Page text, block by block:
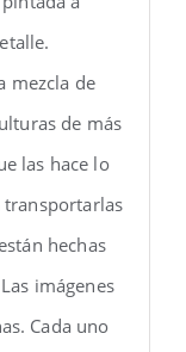
mezcla de
de más
las hace lo
transportarlas
hechas
imágenes
Cada uno